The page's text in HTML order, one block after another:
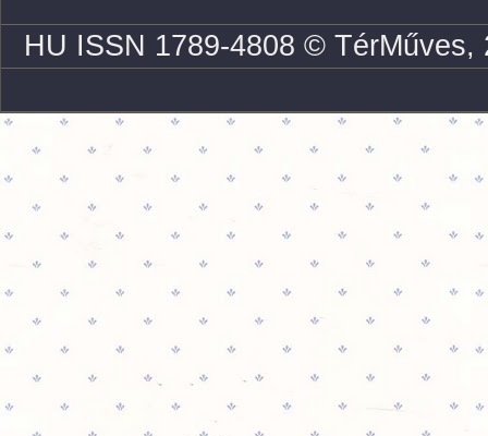
HU ISSN 1789-4808 ©